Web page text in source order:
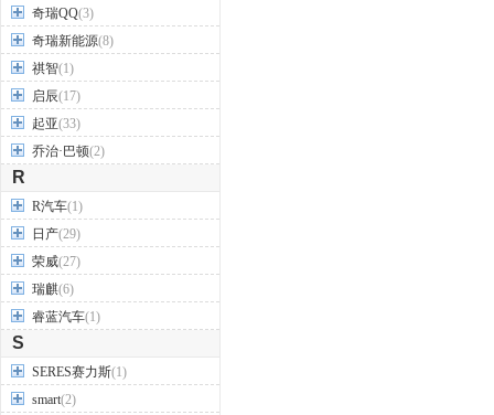
奇瑞QQ(3)
奇瑞新能源(8)
祺智(1)
启辰(17)
起亚(33)
乔治·巴顿(2)
R
R汽车(1)
日产(29)
荣威(27)
瑞麒(6)
睿蓝汽车(1)
S
SERES赛力斯(1)
smart(2)